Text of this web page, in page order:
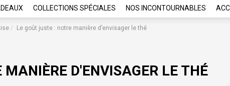
COLLECTIONS SPÉCIALES NOS INCONTOURNABLES
Le goût juste : notre manière d’envisager le thé
D'ENVISAGER LE THÉ